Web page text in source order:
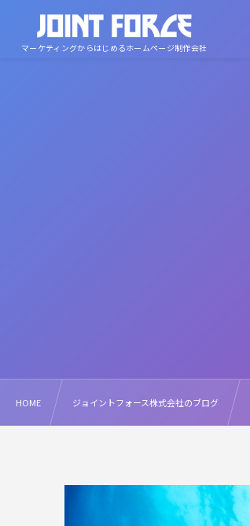
マーケティングからはじめるホームページ制作会社
HOME ジョイントフォース株式会社のブログ